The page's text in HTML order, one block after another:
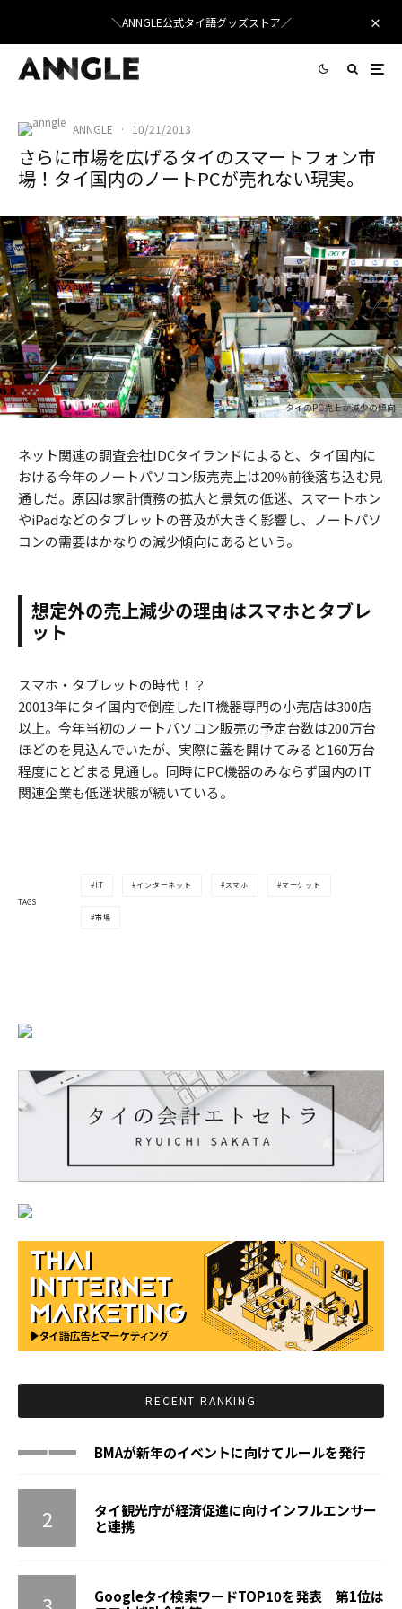
＼ANNGLE公式タイ語グッズストア／
ANNGLE · 10/21/2013
さらに市場を広げるタイのスマートフォン市
場！タイ国内のノートPCが売れない現実。
タイのPC売上が減少の傾向
ネット関連の調査会社IDCタイランドによると、タイ国内に
おける今年のノートパソコン販売売上は20％前後落ち込む見
通しだ。原因は家計債務の拡大と景気の低迷、スマートホン
やiPadなどのタブレットの普及が大きく影響し、ノートパソ
コンの需要はかなりの減少傾向にあるという。
想定外の売上減少の理由はスマホとタブレ
ット
スマホ・タブレットの時代！？
20013年にタイ国内で倒産したIT機器専門の小売店は300店
以上。今年当初のノートパソコン販売の予定台数は200万台
ほどのを見込んでいたが、実際に蓋を開けてみると160万台
程度にとどまる見通し。同時にPC機器のみならず国内のIT
関連企業も低迷状態が続いている。
TAGS
IT インターネット スマホ マーケット
市場
RECENT RANKING
BMAが新年のイベントに向けてルールを発行
タイ観光庁が経済促進に向けインフルエンサー
と連携
Googleタイ検索ワードTOP10を発表 第1位は